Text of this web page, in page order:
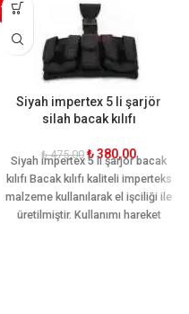
-20%
Siyah impertex 5 li şarjör
silah bacak kılıfı
₺475,00 ₺380,00
Siyah impertex 5 li şarjör bacak
kılıfı Bacak kılıfı kaliteli imperteks
malzeme kullanılarak el işciliği ile
üretilmiştir. Kullanımı hareket